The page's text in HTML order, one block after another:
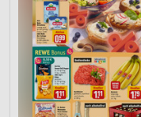
Analyse von
Kombinationen von
Quellen
Entwicklung und
Verwendung